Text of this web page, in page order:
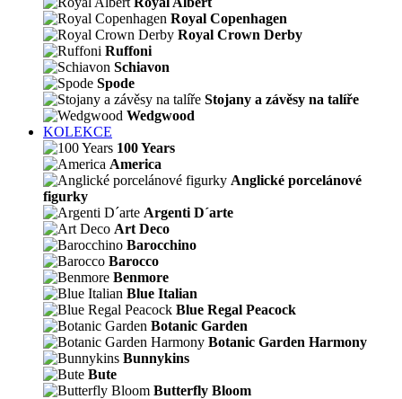
Royal Copenhagen
Royal Crown Derby
Ruffoni
Schiavon
Spode
Stojany a závěsy na talíře
Wedgwood
KOLEKCE
100 Years
America
Anglické porcelánové
figurky
Argenti D´arte
Art Deco
Barocchino
Barocco
Benmore
Blue Italian
Blue Regal Peacock
Botanic Garden
Botanic Garden Harmony
Bunnykins
Bute
Butterfly Bloom